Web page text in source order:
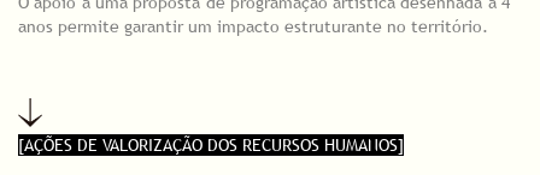
anos permite garantir um impacto estruturante no território.
[AÇÕES DE VALORIZAÇÃO DOS RECURSOS HUMANOS]